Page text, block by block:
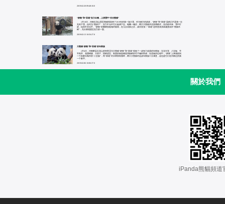
2019-02-20 09:48:18.0
“娇奥”和“双雄”实力出镜，上演雪中“功夫熊猫”
2月10日，河南五龙山景区熊猫馆迎来了2019年的第一场大雪。作为南方的滚滚，“娇奥”和“双雄”虽然已不是第一次
见到下雪，但作为“熊孩子”，实力不允许它们低调下去。饱餐一顿后，两只大熊猫开启卖萌模式，先后抢吊床、雪中打
滚，玩得不亦乐乎。“娇奥”的爬树技能相对较弱，在几次试探之后，成功登顶！“双雄”还特意表演高难度动作“熊猫吊
树”，充分展现国宝实力的一面。
2019-02-13 10:56:27.0
大熊猫“娇奥”和“双雄”的年夜饭
2月4日，河南辉县五龙山的饲养员为大熊猫“娇奥”和“双雄”准备了一桌有六道菜的年夜饭：五谷丰登、八宝饭、节
节高升、花团锦簇、大饺子、招财进宝。装菜的食盘都是用新鲜的竹子编织而成，在进食的过程中，“娇奥”上来就抢到
一个由窝头制作的“八宝饭”，而“双雄”对水果情有独钟，两只大熊猫对这桌年夜饭十分满意，这也是它们在河南过的第
一个春节。
2019-02-06 10:06:37.0
關於我們
iPanda熊貓頻道